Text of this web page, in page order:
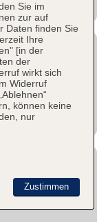
Sie im
zur auf
Daten finden Sie
Ihre
[in der
der
wirkt sich
Widerruf
können keine
nur
Zustimmen